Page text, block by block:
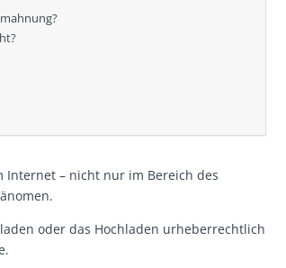
Internet – nicht nur im Bereich des
oder das Hochladen urheberrechtlich